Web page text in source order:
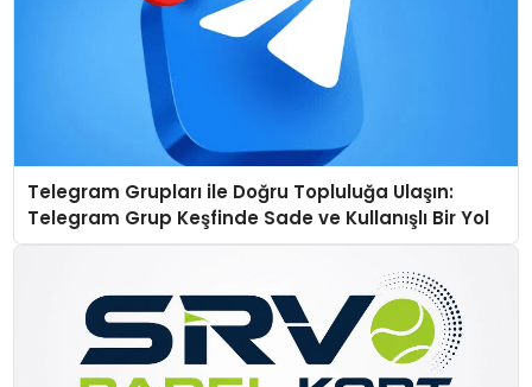
Telegram Grupları ile Doğru Topluluğa Ulaşın:
Telegram Grup Keşfinde Sade ve Kullanışlı Bir Yol